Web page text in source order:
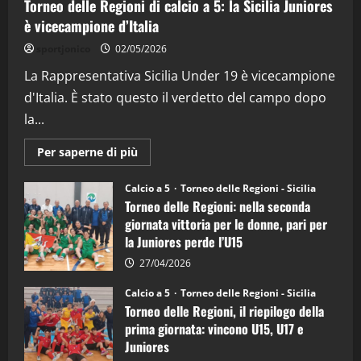
"SportEmpire" in Podcast
“SportEmpire” in Podcast: 26^ Puntata
08/04/2026
Torneo delle Regioni di calcio a 5: la Sicilia Juniores
è vicecampione d’Italia
02/05/2026
La Rappresentativa Sicilia Under 19 è vicecampione
d'Italia. È stato questo il verdetto del campo dopo
la...
Per saperne di più
informazioni
Torneo
delle
Regioni
di
calcio
a
5:
la
Juniores
è
vicecampione
d’Italia
Calcio a 5 Torneo delle Regioni - Sicilia
Torneo delle Regioni: nella seconda
giornata vittoria per le donne, pari per
la Juniores perde l’U15
27/04/2026
Calcio a 5 Torneo delle Regioni - Sicilia
Torneo delle Regioni, il riepilogo della
prima giornata: vincono U15, U17 e
Juniores